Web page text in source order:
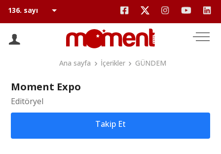
Ana sayfa İçerikler GÜNDEM
Moment Expo
Editöryel
Takip Et